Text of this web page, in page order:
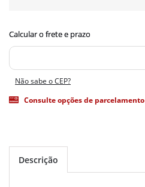
Não sabe o CEP?
Consulte opções de parcelamento
Descrição